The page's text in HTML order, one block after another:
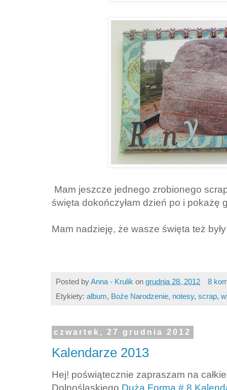
Mam jeszcze jednego zrobionego
święta dokończyłam dzień po i pokażę
Mam nadzieję, że wasze święta też
Posted byAnna - Krulik on grudnia 28, 2012
8
Etykiety: album, Boże Narodzenie, notesy, scrap,
czwartek, 27 grudnia 2012
Kalendarze 2013
Hej! poświątecznie zapraszam na
Dolnośląskiego Duża Forma # 8